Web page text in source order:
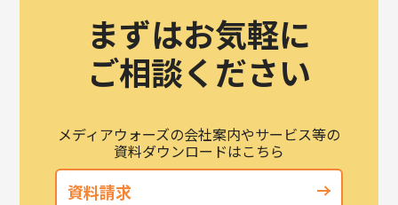
まずはお気軽に
ご相談ください
メディアウォーズの会社案内やサービス等の
資料ダウンロードはこちら
資料請求